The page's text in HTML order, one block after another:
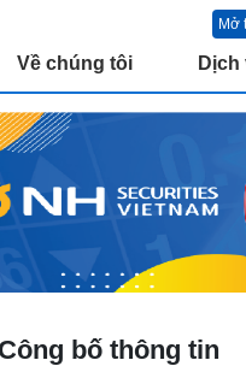
Mở
Về chúng tôi
Dịch
Công bố thông tin